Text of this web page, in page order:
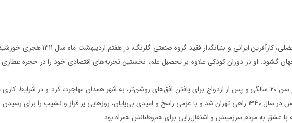
استاد محمدکریم فضلی، کارآفرین ایرانی و
گشود. او در دوران کودکی علاوه بر تحصیل علم، نخستین تجربه‌های اقتصادی خود را در حجره
او در سال 1331 در سن ۲۰ سالگی و پس از ازدواج برای یافتن افق‌های روشن‌تر، به شهر همدان مهاجرت کرد و در
به دست آورد. سپس در سال 1340 راهی تهران شد و با عزمی راسخ و امیدی بی‌پایان، روزهایی پر فراز و نشیب را
با عشق به مردم سرزمینش و اشتغال‌زایی برای هم‌وطنانش همراه بود.